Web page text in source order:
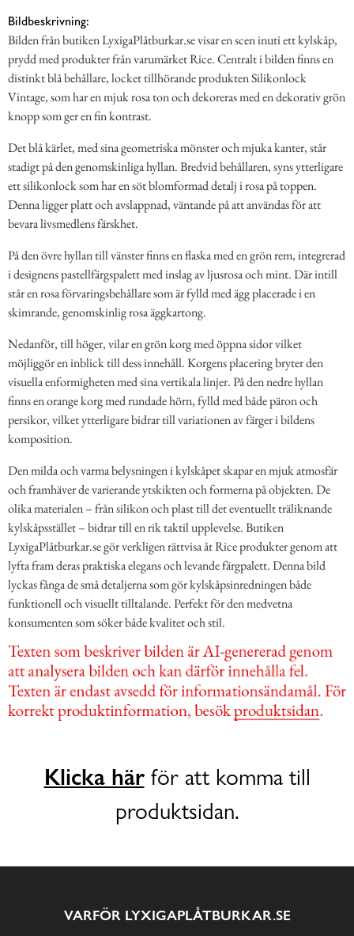
Bildbeskrivning:
Bilden från butiken LyxigaPlåtburkar.se visar en scen inuti ett kylskåp,
prydd med produkter från varumärket Rice. Centralt i bilden finns en
distinkt blå behållare, locket tillhörande produkten Silikonlock
Vintage, som har en mjuk rosa ton och dekoreras med en dekorativ grön
knopp som ger en fin kontrast.
Det blå kärlet, med sina geometriska mönster och mjuka kanter, står
stadigt på den genomskinliga hyllan. Bredvid behållaren, syns ytterligare
ett silikonlock som har en söt blomformad detalj i rosa på toppen.
Denna ligger platt och avslappnad, väntande på att användas för att
bevara livsmedlens färskhet.
På den övre hyllan till vänster finns en flaska med en grön rem, integrerad
i designens pastellfärgspalett med inslag av ljusrosa och mint. Där intill
står en rosa förvaringsbehållare som är fylld med ägg placerade i en
skimrande, genomskinlig rosa äggkartong.
Nedanför, till höger, vilar en grön korg med öppna sidor vilket
möjliggör en inblick till dess innehåll. Korgens placering bryter den
visuella enformigheten med sina vertikala linjer. På den nedre hyllan
finns en orange korg med rundade hörn, fylld med både päron och
persikor, vilket ytterligare bidrar till variationen av färger i bildens
komposition.
Den milda och varma belysningen i kylskåpet skapar en mjuk atmosfär
och framhäver de varierande ytskikten och formerna på objekten. De
olika materialen – från silikon och plast till det eventuellt träliknande
kylskåpsstället – bidrar till en rik taktil upplevelse. Butiken
LyxigaPlåtburkar.se gör verkligen rättvisa åt Rice produkter genom att
lyfta fram deras praktiska elegans och levande färgpalett. Denna bild
lyckas fånga de små detaljerna som gör kylskåpsinredningen både
funktionell och visuellt tilltalande. Perfekt för den medvetna
konsumenten som söker både kvalitet och stil.
Klicka härför att komma till
produktsidan.
VARFÖR LYXIGAPLÅTBURKAR.SE